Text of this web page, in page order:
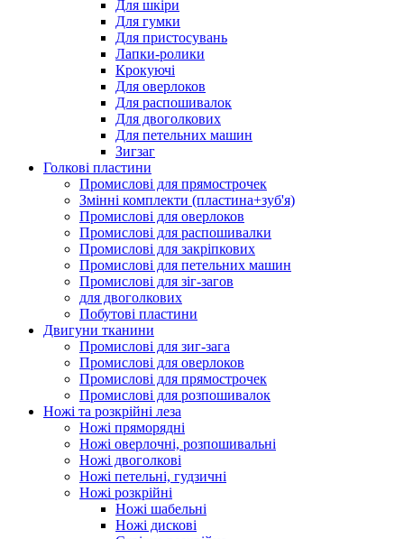
Для шкіри
Для гумки
Для пристосувань
Лапки-ролики
Крокуючі
Для оверлоков
Для распошивалок
Для двоголкових
Для петельних машин
Зигзаг
Голкові пластини
Промислові для прямострочек
Змінні комплекти (пластина+зуб'я)
Промислові для оверлоков
Промислові для распошивалки
Промислові для закріпкових
Промислові для петельних машин
Промислові для зіг-загов
для двоголкових
Побутові пластини
Двигуни тканини
Промислові для зиг-зага
Промислові для оверлоков
Промислові для прямострочек
Промислові для розпошивалок
Ножі та розкрійні леза
Ножі пряморядні
Ножі оверлочні, розпошивальні
Ножі двоголкові
Ножі петельні, гудзичні
Ножі розкрійні
Ножі шабельні
Ножі дискові